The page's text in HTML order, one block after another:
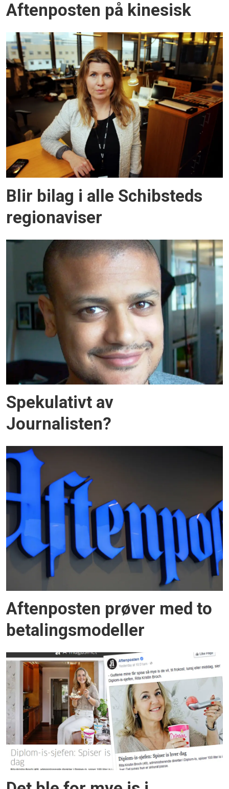
Aftenposten på kinesisk
Blir bilag i alle Schibsteds
regionaviser
Spekulativt av
Journalisten?
Aftenposten prøver med to
betalingsmodeller